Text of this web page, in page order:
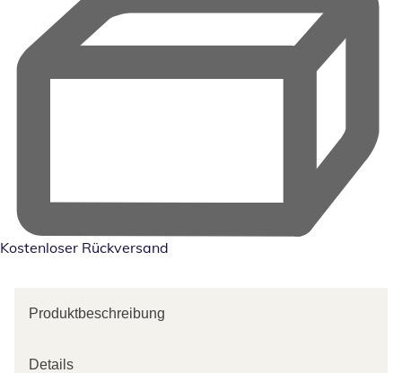
Kostenloser Rückversand
Produktbeschreibung
Details